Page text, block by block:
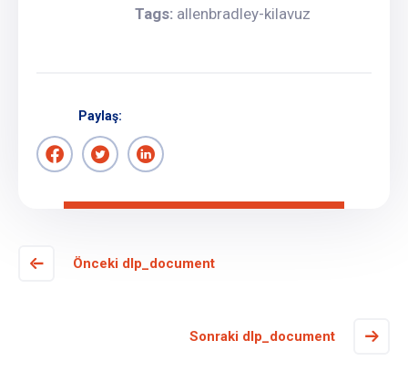
Tags: allenbradley-kilavuz
Paylaş:
Önceki dlp_document
Sonraki dlp_document